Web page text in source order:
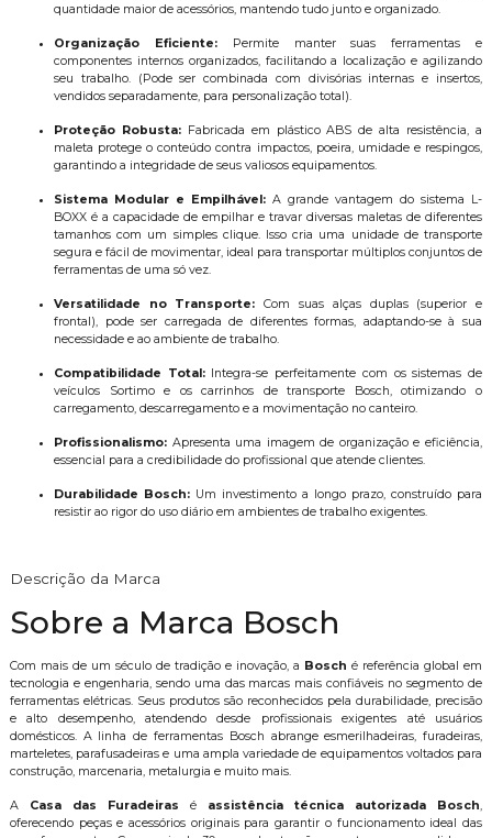
quantidade maior de acessórios, mantendo tudo junto e organizado.
Organização Eficiente:Permite manter suas ferramentas e
componentes internos organizados, facilitando a localização e agilizando
seu trabalho. (Pode ser combinada com divisórias internas e insertos,
vendidos separadamente, para personalização total).
Proteção Robusta:Fabricada em plástico ABS de alta resistência, a
maleta protege o conteúdo contra impactos, poeira, umidade e respingos,
garantindo a integridade de seus valiosos equipamentos.
Sistema Modular e Empilhável:A grande vantagem do sistema L-
BOXX é a capacidade de empilhar e travar diversas maletas de diferentes
tamanhos com um simples clique. Isso cria uma unidade de transporte
segura e fácil de movimentar, ideal para transportar múltiplos conjuntos de
ferramentas de uma só vez.
Versatilidade no Transporte: Com suas alças duplas (superior e
frontal), pode ser carregada de diferentes formas, adaptando-se à sua
necessidade e ao ambiente de trabalho.
Compatibilidade Total:Integra-se perfeitamente com os sistemas de
veículos Sortimo e os carrinhos de transporte Bosch, otimizando o
carregamento, descarregamento e a movimentação no canteiro.
Profissionalismo:Apresenta uma imagem de organização e eficiência,
essencial para a credibilidade do profissional que atende clientes.
Durabilidade Bosch:Um investimento a longo prazo, construído para
resistir ao rigor do uso diário em ambientes de trabalho exigentes.
Descrição da Marca
Sobre a Marca Bosch
Com mais de um século de tradição e inovação, a Bosch é referência global em
tecnologia e engenharia, sendo uma das marcas mais confiáveis no segmento de
ferramentas elétricas. Seus produtos são reconhecidos pela durabilidade, precisão
e alto desempenho, atendendo desde profissionais exigentes até usuários
domésticos. A linha de ferramentas Bosch abrange esmerilhadeiras, furadeiras,
marteletes, parafusadeiras e uma ampla variedade de equipamentos voltados para
construção, marcenaria, metalurgia e muito mais.
A Casa das Furadeiras é assistência técnica autorizada Bosch,
oferecendo peças e acessórios originais para garantir o funcionamento ideal das